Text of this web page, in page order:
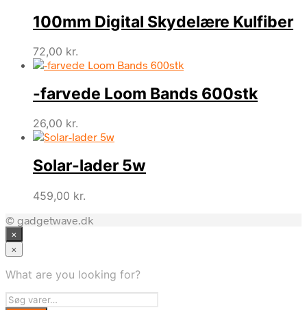
100mm Digital Skydelære Kulfiber
72,00 kr.
-farvede Loom Bands 600stk
26,00 kr.
Solar-lader 5w
459,00 kr.
© gadgetwave.dk
×
×
What are you looking for?